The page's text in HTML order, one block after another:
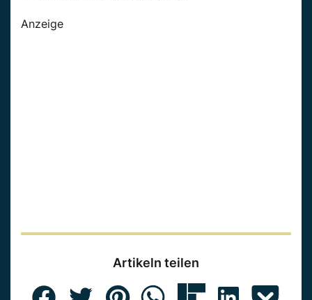
Anzeige
Artikeln teilen